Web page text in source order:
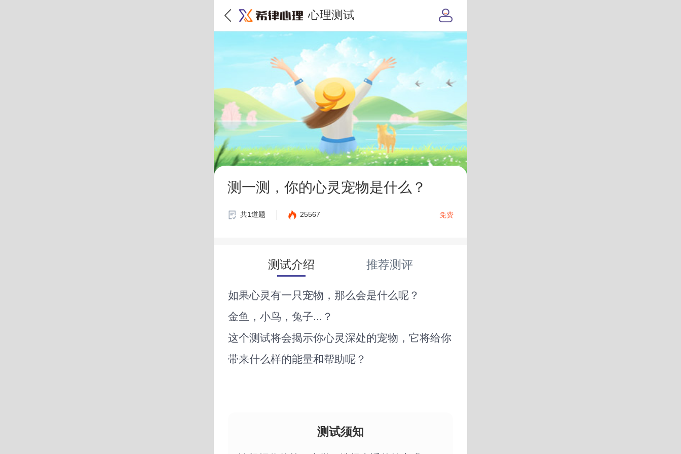
心理测试
测一测，你的心灵宠物是什么？
共1道题 25567 免费
测试介绍 推荐测评
如果心灵有一只宠物，那么会是什么呢？
金鱼，小鸟，兔子...？
这个测试将会揭示你心灵深处的宠物，它将给你
带来什么样的能量和帮助呢？
测试须知